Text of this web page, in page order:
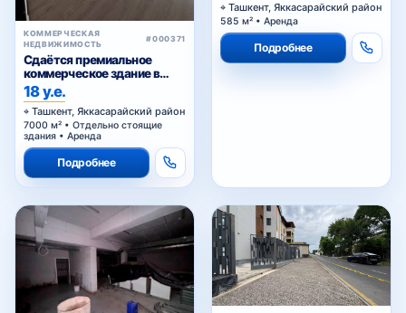
КОММЕРЧЕСКАЯ
НЕДВИЖИМОСТЬ
#000371
Сдаётся премиальное
коммерческое здание в
аренду
18 у.е.
Ташкент, Яккасарайский район
7000 м² • Отдельно стоящие
здания • Аренда
Подробнее
Ташкент, Яккасарайский район
585 м² • Аренда
Подробнее